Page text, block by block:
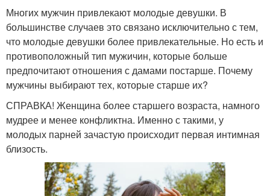
Многих мужчин привлекают молодые девушки. В
большинстве случаев это связано исключительно с тем,
что молодые девушки более привлекательные. Но есть и
противоположный тип мужичин, которые больше
предпочитают отношения с дамами постарше. Почему
мужчины выбирают тех, которые старше их?
СПРАВКА! Женщина более старшего возраста, намного
мудрее и менее конфликтна. Именно с такими, у
молодых парней зачастую происходит первая интимная
близость.